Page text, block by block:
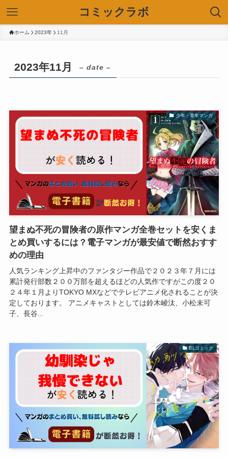
コミックラボ
ホーム 2023年 11月
2023年11月 – date –
少年・青年マンガ
望まぬ不死の冒険者の原作マンガ全巻セットを安くま
とめ買いするには？電子マンガが最安値で断然おすす
めの理由
人気ランキング上昇中のファンタジー作品で２０２３年７月には
累計発行部数２００万部を超えるほどの人気作ですがこの度２０
２４年１月よりTOKYO MXなどでテレビアニメ化されることが決
定しております。 アニメキャストとしては鈴木崚汰、小松未可
子、長谷...
BLコミック